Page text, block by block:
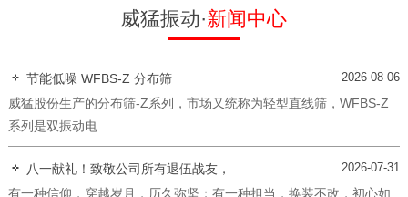
威猛振动·新闻中心
节能低噪 WFBS-Z 分布筛 2026-08-06
威猛股份生产的分布筛-Z系列，市场又统称为轻型直线筛，WFBS-Z
系列是双振动电...
八一献礼！致敬公司所有退伍战友， 2026-07-31
有一种信仰，穿越岁月，历久弥坚；有一种担当，换装不改，初心如